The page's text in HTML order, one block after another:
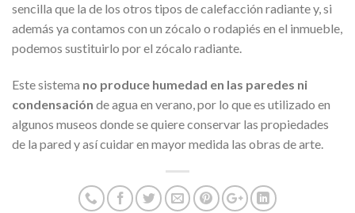
sencilla que la de los otros tipos de calefacción radiante y, si
además ya contamos con un zócalo o rodapiés en el inmueble,
podemos sustituirlo por el zócalo radiante.
Este sistema no produce humedad en las paredes ni
condensación de agua en verano, por lo que es utilizado en
algunos museos donde se quiere conservar las propiedades
de la pared y así cuidar en mayor medida las obras de arte.